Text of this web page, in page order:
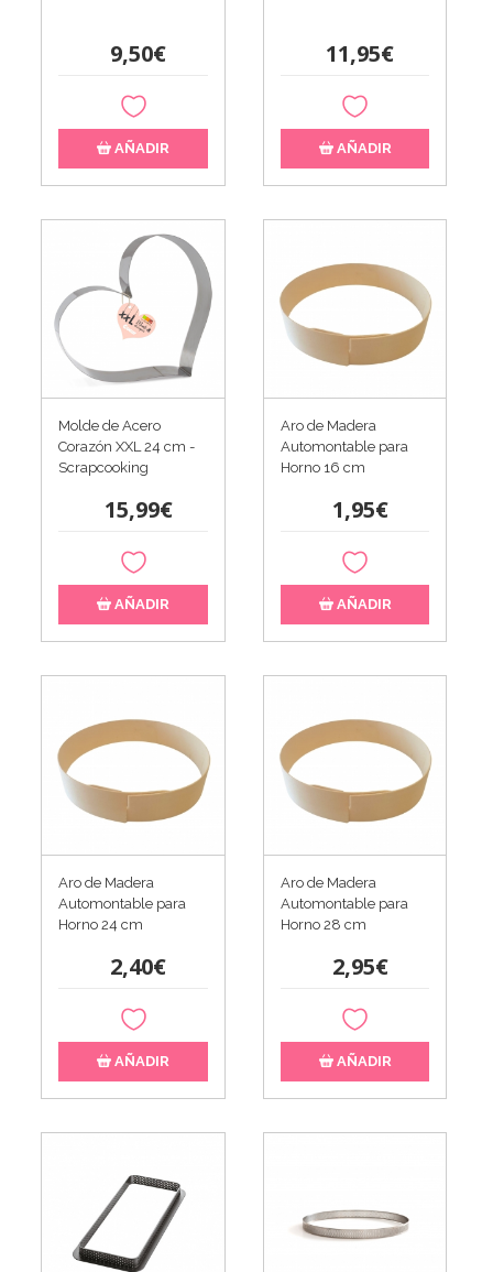
9,50€
AÑADIR
11,95€
AÑADIR
Molde de Acero
Corazón XXL 24 cm -
Scrapcooking
15,99€
AÑADIR
Aro de Madera
Automontable para
Horno 16 cm
1,95€
AÑADIR
Aro de Madera
Automontable para
Horno 24 cm
2,40€
AÑADIR
Aro de Madera
Automontable para
Horno 28 cm
2,95€
AÑADIR